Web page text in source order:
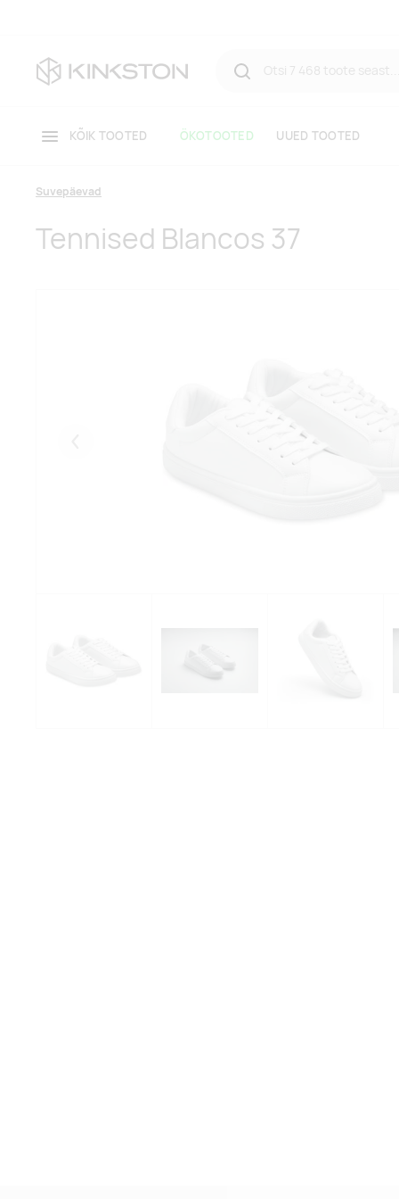
KÕIK TOOTED ÖKOTOOTED UUED TOOTED
Suvepäevad
Tennised Blancos 37